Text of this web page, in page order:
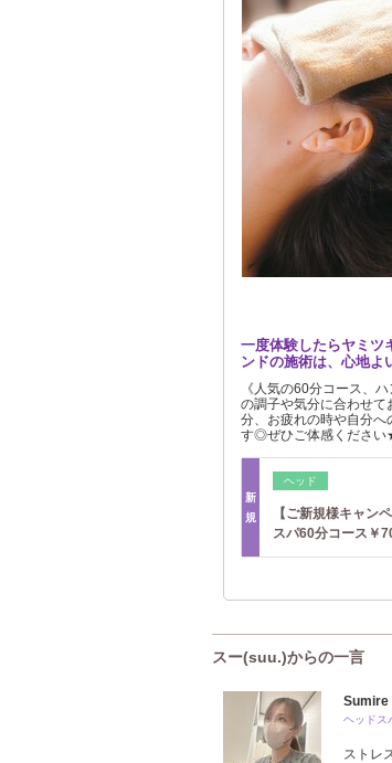
一度体験したらヤミツ
ンドの施術は、心地よ
《人気の60分コース、
の調子や気分に合わせ
分、お疲れの時や自分
す◎ぜひご体感くださ
新
規
ヘッド
【ご新規様キャ
スパ60分コース￥
スー(suu.)からの一言
Sumire
ヘッドス
ストレ